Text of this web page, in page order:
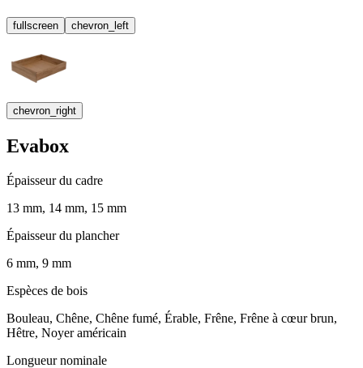
fullscreen chevron_left
chevron_right
Evabox
Épaisseur du cadre
13 mm, 14 mm, 15 mm
Épaisseur du plancher
6 mm, 9 mm
Espèces de bois
Bouleau, Chêne, Chêne fumé, Érable, Frêne, Frêne à cœur brun,
Hêtre, Noyer américain
Longueur nominale